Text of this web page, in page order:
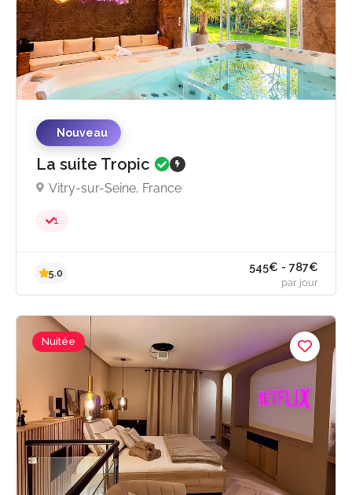
Nouveau
La suite Tropic
Vitry-sur-Seine, France
1
5.0
545€ -
par
Nuitée